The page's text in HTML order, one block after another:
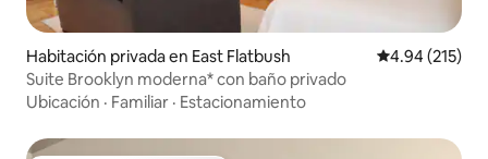
Habitación privada en East Flatbush Calificación
4.94 (215)
Suite Brooklyn moderna* con baño privado
Ubicación · Familiar · Estacionamiento